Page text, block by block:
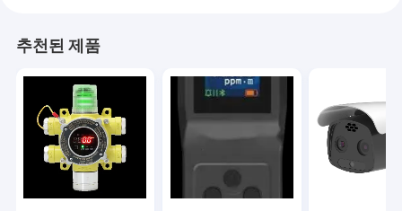
추천된 제품